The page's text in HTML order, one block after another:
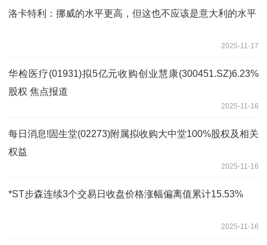
洛卡特利：挪威的水平更高，但这也不应该是意大利的水平
2025-11-17
华检医疗(01931)拟5亿元收购创业慧康(300451.SZ)6.23%
股权 焦点报道
2025-11-16
每日消息!固生堂(02273)附属拟收购大中堂100%股权及相关
权益
2025-11-16
*ST步森连续3个交易日收盘价格涨幅偏离值累计15.53%
2025-11-16